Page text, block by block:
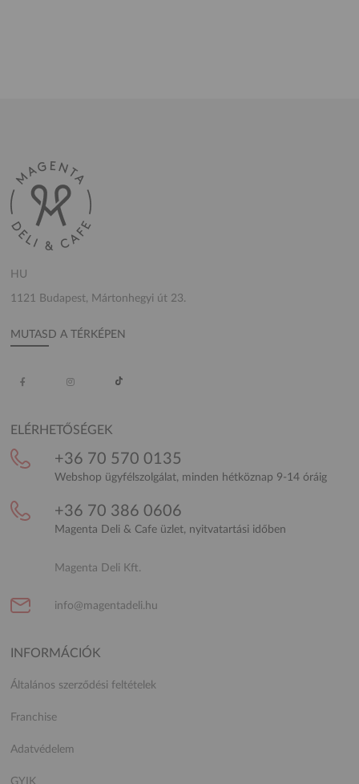
HU
1121 Budapest, Mártonhegyi út 23.
MUTASD A TÉRKÉPEN
ELÉRHETŐSÉGEK
+36 70 570 0135
Webshop ügyfélszolgálat, minden hétköznap 9-14 óráig
+36 70 386 0606
Magenta Deli & Cafe üzlet, nyitvatartási időben
Magenta Deli Kft.
info@magentadeli.hu
INFORMÁCIÓK
Általános szerződési feltételek
Franchise
Adatvédelem
GYIK